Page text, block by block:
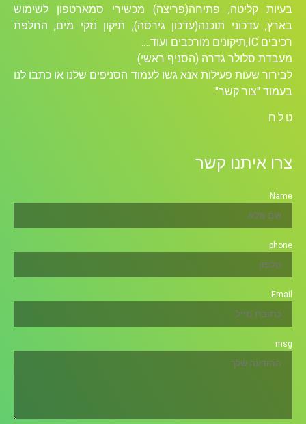
בעיות קליטה, פתיחה(פריצה) מכשירי סמארטפון לשימוש
בארץ, עדכוני תוכנה(עדכון גירסה), תיקון נזקי מים, החלפת
רכיבים ICׁ,תיקונים מורכבים ועוד….
מעבדת סלולר גדרה (הסניף ראשי)
לבירור שעות פעילות אנא גשו לעמוד הסניפים שלנו או כתבו לנו
בעמוד "צור קשר".
ט.ל.ח
צרו איתנו קשר
Name
phone
Email
msg